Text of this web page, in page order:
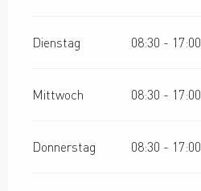
Dienstag 08:30 - 17:00
Mittwoch 08:30 - 17:00
Donnerstag 08:30 - 17:00